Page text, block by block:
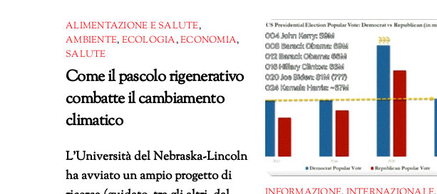
ALIMENTAZIONE E SALUTE,
AMBIENTE, ECOLOGIA,ECONOMIA,
SALUTE
Come il pascolo rigenerativo
combatte il cambiamento
climatico
L’Università del Nebraska-Lincoln
ha avviato un ampio progetto di